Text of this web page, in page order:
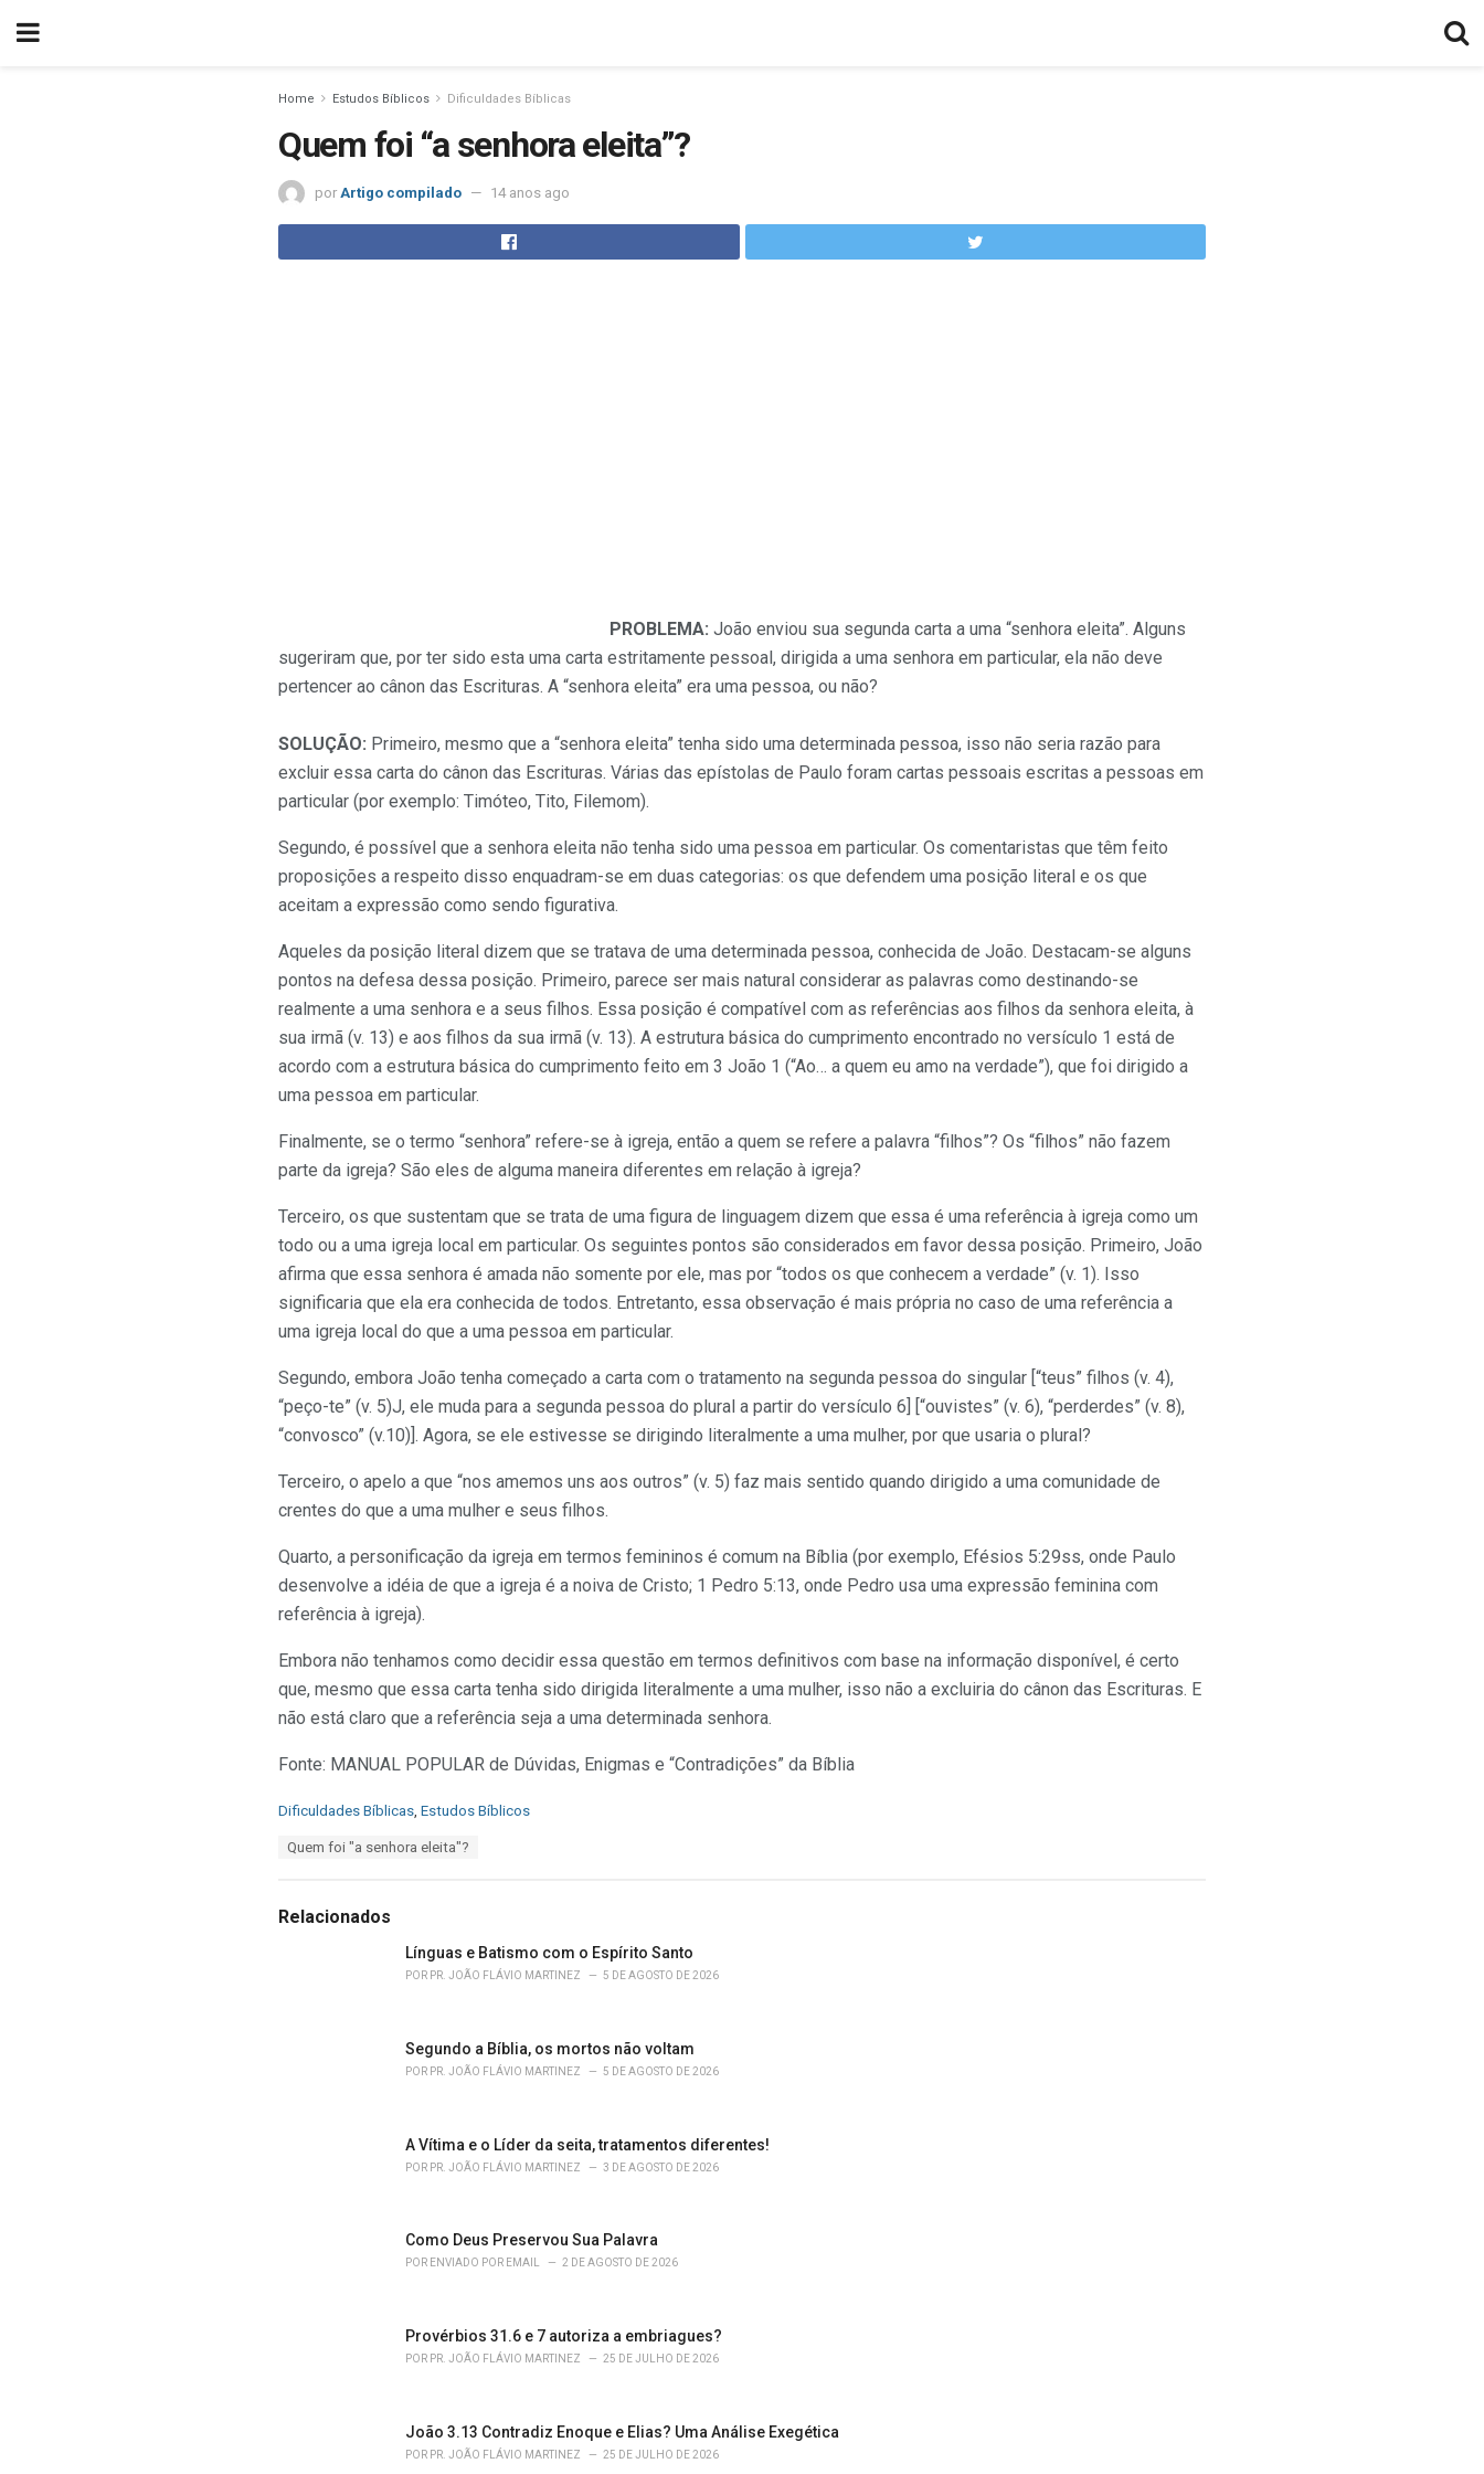
Home Estudos Bíblicos Dificuldades Bíblicas
Quem foi “a senhora eleita”?
por Artigo compilado 14 anos ago
PROBLEMA: João enviou sua segunda carta a uma “senhora eleita”. Alguns
sugeriram que, por ter sido esta uma carta estritamente pessoal, dirigida a uma senhora em particular, ela não deve
pertencer ao cânon das Escrituras. A “senhora eleita” era uma pessoa, ou não?
SOLUÇÃO: Primeiro, mesmo que a “senhora eleita” tenha sido uma determinada pessoa, isso não seria razão para
excluir essa carta do cânon das Escrituras. Várias das epístolas de Paulo foram cartas pessoais escritas a pessoas em
particular (por exemplo: Timóteo, Tito, Filemom).
Segundo, é possível que a senhora eleita não tenha sido uma pessoa em particular. Os comentaristas que têm feito
proposições a respeito disso enquadram-se em duas categorias: os que defendem uma posição literal e os que
aceitam a expressão como sendo figurativa.
Aqueles da posição literal dizem que se tratava de uma determinada pessoa, conhecida de João. Destacam-se alguns
pontos na defesa dessa posição. Primeiro, parece ser mais natural considerar as palavras como destinando-se
realmente a uma senhora e a seus filhos. Essa posição é compatível com as referências aos filhos da senhora eleita, à
sua irmã (v. 13) e aos filhos da sua irmã (v. 13). A estrutura básica do cumprimento encontrado no versículo 1 está de
acordo com a estrutura básica do cumprimento feito em 3 João 1 (“Ao… a quem eu amo na verdade”), que foi dirigido a
uma pessoa em particular.
Finalmente, se o termo “senhora” refere-se à igreja, então a quem se refere a palavra “filhos”? Os “filhos” não fazem
parte da igreja? São eles de alguma maneira diferentes em relação à igreja?
Terceiro, os que sustentam que se trata de uma figura de linguagem dizem que essa é uma referência à igreja como um
todo ou a uma igreja local em particular. Os seguintes pontos são considerados em favor dessa posição. Primeiro, João
afirma que essa senhora é amada não somente por ele, mas por “todos os que conhecem a verdade” (v. 1). Isso
significaria que ela era conhecida de todos. Entretanto, essa observação é mais própria no caso de uma referência a
uma igreja local do que a uma pessoa em particular.
Segundo, embora João tenha começado a carta com o tratamento na segunda pessoa do singular [“teus” filhos (v. 4),
“peço-te” (v. 5)J, ele muda para a segunda pessoa do plural a partir do versículo 6] [“ouvistes” (v. 6), “perderdes” (v. 8),
“convosco” (v.10)]. Agora, se ele estivesse se dirigindo literalmente a uma mulher, por que usaria o plural?
Terceiro, o apelo a que “nos amemos uns aos outros” (v. 5) faz mais sentido quando dirigido a uma comunidade de
crentes do que a uma mulher e seus filhos.
Quarto, a personificação da igreja em termos femininos é comum na Bíblia (por exemplo, Efésios 5:29ss, onde Paulo
desenvolve a idéia de que a igreja é a noiva de Cristo; 1 Pedro 5:13, onde Pedro usa uma expressão feminina com
referência à igreja).
Embora não tenhamos como decidir essa questão em termos definitivos com base na informação disponível, é certo
que, mesmo que essa carta tenha sido dirigida literalmente a uma mulher, isso não a excluiria do cânon das Escrituras. E
não está claro que a referência seja a uma determinada senhora.
Fonte: MANUAL POPULAR de Dúvidas, Enigmas e “Contradições” da Bíblia
C
o
Dificuldades Bíblicas Estudos Bíblicos
:
Quem foi "a senhora eleita"?
Relacionados
Línguas e Batismo com o Espírito Santo
POR PR. JOÃO FLÁVIO MARTINEZ 5 DE AGOSTO DE 2026
Segundo a Bíblia, os mortos não voltam
POR PR. JOÃO FLÁVIO MARTINEZ 5 DE AGOSTO DE 2026
A Vítima e o Líder da seita, tratamentos diferentes!
POR PR. JOÃO FLÁVIO MARTINEZ 3 DE AGOSTO DE 2026
Como Deus Preservou Sua Palavra
POR ENVIADO POR EMAIL 2 DE AGOSTO DE 2026
Provérbios 31.6 e 7 autoriza a embriagues?
POR PR. JOÃO FLÁVIO MARTINEZ 25 DE JULHO DE 2026
João 3.13 Contradiz Enoque e Elias? Uma Análise Exegética
POR PR. JOÃO FLÁVIO MARTINEZ 25 DE JULHO DE 2026